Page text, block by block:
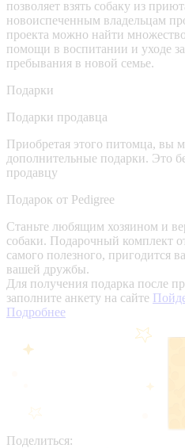
позволяет взять собаку из
новоиспеченным владельцам
проекта можно найти
помощи в воспитании и уходе
пребывания в новой семье.
Подарки
Подарки продавца
Приобретая этого питомца, вы
дополнительные подарки. Это
продавцу
Подарок от Pedigree
Станьте любящим хозяином и
собаки. Подарочный комплект
самого полезного, пригодится
вашей дружбы.
Для получения подарка после
заполните анкету на сайте
Подробнее
Поделиться: